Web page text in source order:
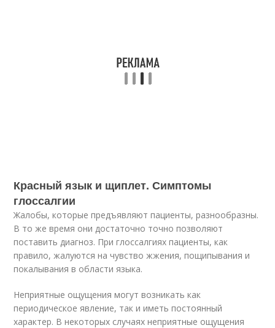
Красный язык и щиплет. Симптомы
глоссалгии
Жалобы, которые предъявляют пациенты, разнообразны.
В то же время они достаточно точно позволяют
поставить диагноз. При глоссалгиях пациенты, как
правило, жалуются на чувство жжения, пощипывания и
покалывания в области языка.
Неприятные ощущения могут возникать как
периодическое явление, так и иметь постоянный
характер. В некоторых случаях неприятные ощущения